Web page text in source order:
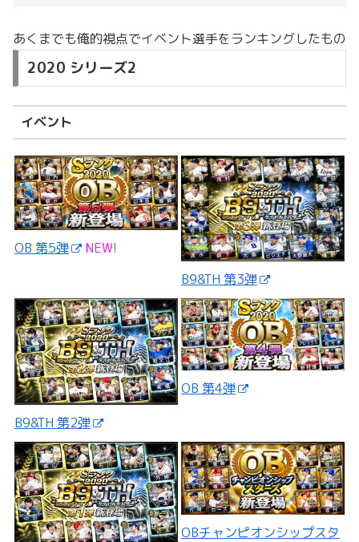
あくまでも俺的視点でイベント選手をランキングしたもの
2020 シリーズ2
イベント
OB 第5弾
NEW!
B9&TH 第3弾
B9&TH 第2弾
OB 第4弾
OBチャンピオンシップスタ